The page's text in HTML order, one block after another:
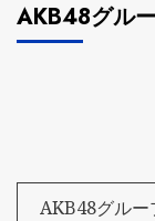
AKB48グル
AKB48グル